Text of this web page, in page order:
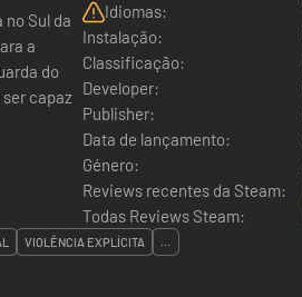
Sul da
a
do
capaz
Idiomas:
Instalação:
Classificação:
Developer:
Publisher:
Data de lançamento:
Género:
Reviews recentes da Steam:
Todas Reviews Steam:
VIOLÊNCIA EXPLÍCITA ...